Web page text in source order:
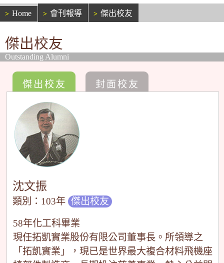
Home 會刊報導 傑出校友
傑出校友
Outstanding Alumni
傑出校友 封面校友
沈文振
類別：103年 傑出校友
58年化工科畢業
現任拓凱實業股份有限公司董事長。所領導之
「拓凱實業」，現已是世界最大複合材料飛機座